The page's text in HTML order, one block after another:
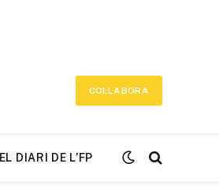
COL·LABORA
EL DIARI DE L’FP